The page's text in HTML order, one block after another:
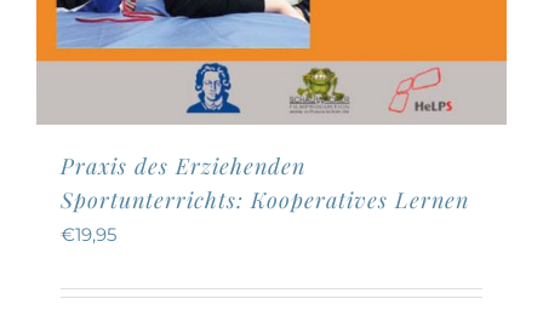
Praxis des Erziehenden
Sportunterrichts: Kooperatives Lernen
€19,95